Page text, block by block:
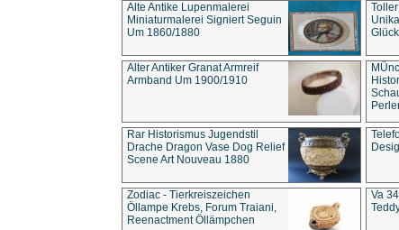
Alte Antike Lupenmalerei
Miniaturmalerei Signiert Seguin
Um 1860/1880
Alter Antiker Granat Armreif
Armband Um 1900/1910
Rar Historismus Jugendstil
Drache Dragon Vase Dog Relief
Scene Art Nouveau 1880
Zodiac - Tierkreiszeichen
Öllampe Krebs, Forum Traiani,
Reenactment Öllämpchen
Va